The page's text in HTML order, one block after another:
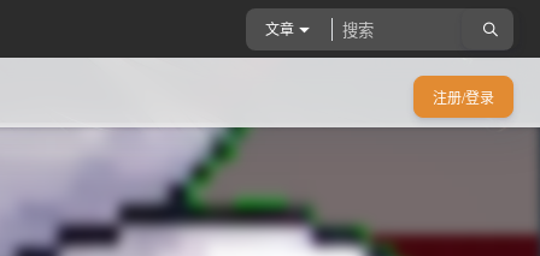
文章
注册/登录